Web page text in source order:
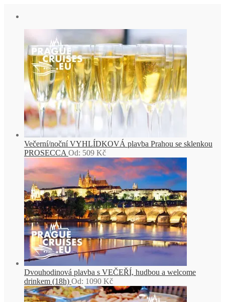
Večerní/noční VYHLÍDKOVÁ plavba Prahou se sklenkou
PROSECCA Od: 509 Kč
Dvouhodinová plavba s VEČEŘÍ, hudbou a welcome
drinkem (18h) Od: 1090 Kč